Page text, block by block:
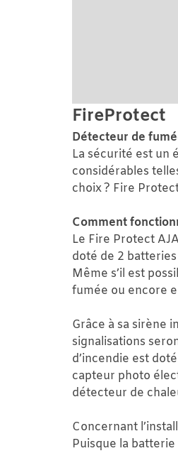
FireProtect
Détecteur de
La sécurité est un
considérables
choix ? Fire
Comment
Le Fire Protect
doté de 2
Même s’il est
fumée ou encore
Grâce à sa sirène
signalisations
d’incendie est
capteur photo
détecteur de
Concernant
Puisque la batterie